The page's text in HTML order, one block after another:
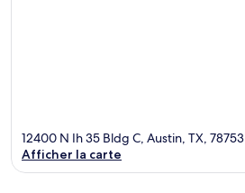
12400 N Ih 35 Bldg C, Austin, TX, 78753
Afficher la carte